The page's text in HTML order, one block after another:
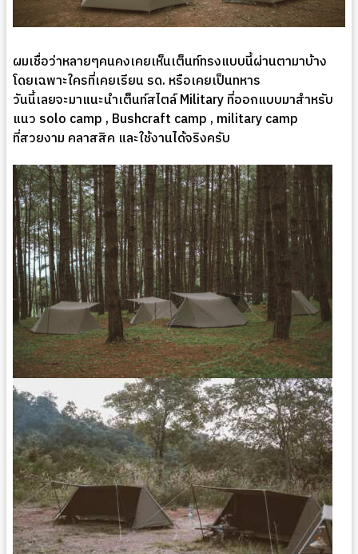
ผมเชื่อว่าหลายๆคนคงเคยเห็นเต็นท์ทรงแบบนี้ผ่านตามาบ้าง
โดยเฉพาะใครที่เคยเรียน รด. หรือเคยเป็นทหาร
วันนี้เลยจะมาแนะนำเต็นท์สไตล์ Military ที่ออกแบบมาสำหรับ
แนว solo camp , Bushcraft camp , military camp
ที่สวยงาม คลาสสิค และใช้งานได้จริงครับ